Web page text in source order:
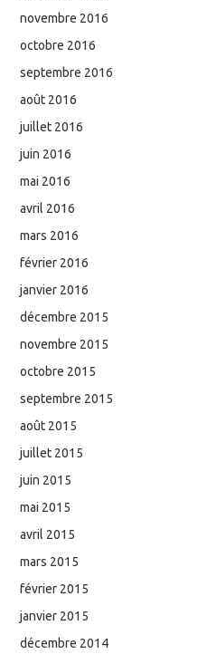
novembre 2016
octobre 2016
septembre 2016
août 2016
juillet 2016
juin 2016
mai 2016
avril 2016
mars 2016
février 2016
janvier 2016
décembre 2015
novembre 2015
octobre 2015
septembre 2015
août 2015
juillet 2015
juin 2015
mai 2015
avril 2015
mars 2015
février 2015
janvier 2015
décembre 2014